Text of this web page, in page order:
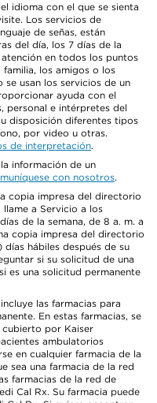
idioma con el que se sienta
Los servicios de
de señas, están
del día, los 7 días de la
en todos los puntos
los amigos o los
usan los servicios de un
ayuda con el
personal e intérpretes del
disposición diferentes tipos
por video u otras.
de interpretación.
información de un
con nosotros.
copia impresa del directorio
a Servicio a los
de la semana, de 8 a. m. a
copia impresa del directorio
hábiles después de su
si su solicitud de una
es una solicitud permanente
las farmacias para
En estas farmacias, se
cubierto por Kaiser
ambulatorios
en cualquier farmacia de la
sea una farmacia de la red
farmacias de la red de
Cal Rx. Su farmacia puede